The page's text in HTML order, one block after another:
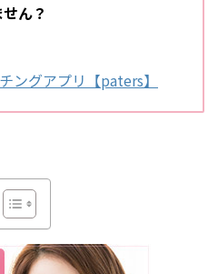
ん？
ングアプリ【paters】